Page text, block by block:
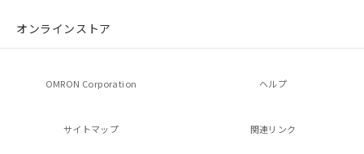
オンラインストア
OMRON Corporation ヘルプ
サイトマップ 関連リンク